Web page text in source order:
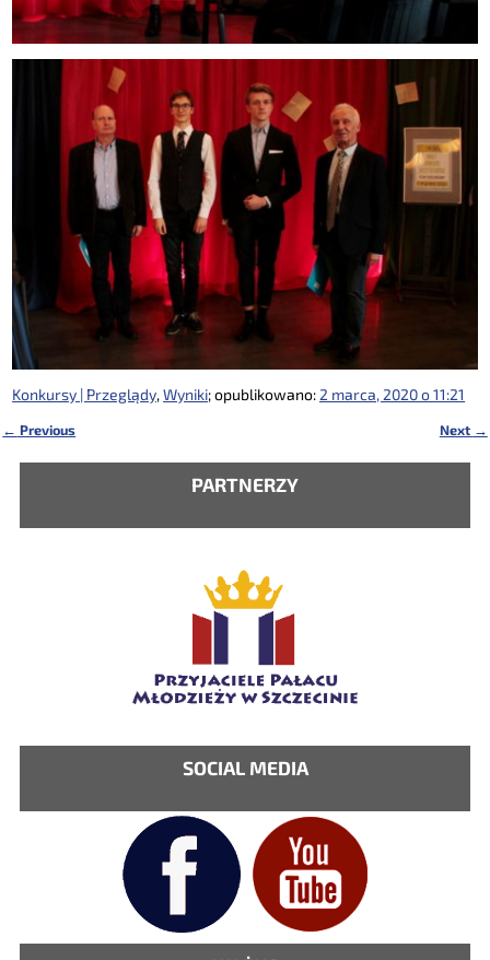
Konkursy | Przeglądy,Wyniki; opublikowano: 2 marca, 2020 o 11:21
← Previous Next →
PARTNERZY
SOCIAL MEDIA